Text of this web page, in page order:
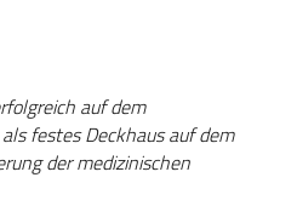
auf dem
festes Deckhaus auf dem
der medizinischen